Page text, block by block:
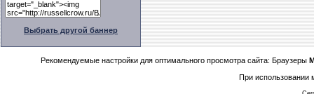
Выбрать другой баннер
Рекомендуемые настройки для оптимального просмотра сайта: Браузеры
При использовании